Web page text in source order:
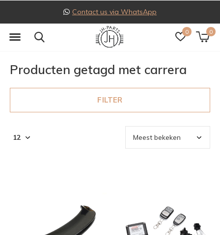
0 0
Contact us via WhatsApp
Producten getagd met carrera
FILTER